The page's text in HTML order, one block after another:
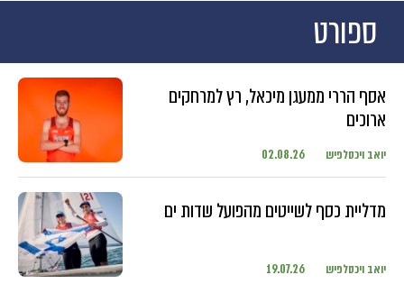
ספורט
אסף הררי ממעגן מיכאל, רץ למרחקים
ארוכים
יואב ויכסלפיש 02.08.26
מדליית כסף לשייטים מהפועל שדות ים
יואב ויכסלפיש 19.07.26